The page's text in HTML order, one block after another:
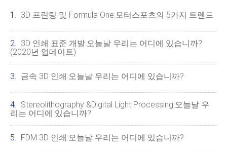
3D 프린팅 및 Formula One:모터스포츠의 5가지 트렌드
3D 인쇄 표준 개발:오늘날 우리는 어디에 있습니까?
(2020년 업데이트)
금속 3D 인쇄:오늘날 우리는 어디에 있습니까?
Stereolithography &Digital Light Processing:오늘날 우
리는 어디에 있습니까?
FDM 3D 인쇄:오늘날 우리는 어디에 있습니까?